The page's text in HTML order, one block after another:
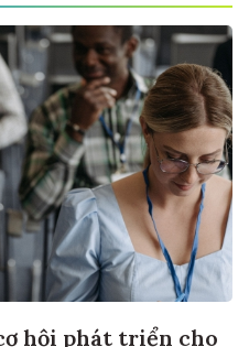
hội phát triển cho